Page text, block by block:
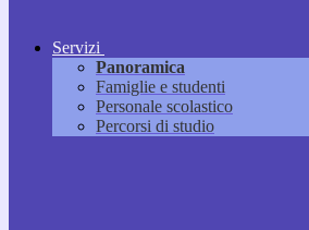
Servizi
Panoramica
Famiglie e studenti
Personale scolastico
Percorsi di studio